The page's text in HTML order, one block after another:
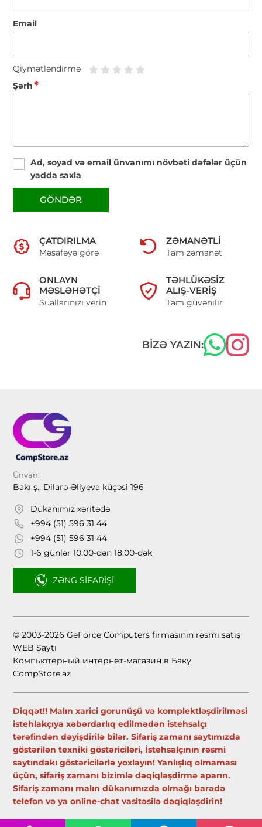
Email
Qiymətləndirmə
Şərh*
Ad, soyad və email ünvanımı növbəti dəfələr üçün
yadda saxla
GÖNDƏR
ÇATDIRILMA
Məsafəyə görə
ZƏMANƏTLI
Tam zəmanət
ONLAYN
MƏSLƏHƏTÇI
Suallarınızı verin
TƏHLÜKƏSIZ
ALIŞ-VERIŞ
Tam güvənilir
BIZƏ YAZIN:
Ünvan:
Bakı ş., Dilarə Əliyeva küçəsi 196
Dükanımız xəritədə
+994 (51) 596 31 44
+994 (51) 596 31 44
1-6 günlər 10:00-dən 18:00-dək
ZƏNG SIFARIŞI
© 2003-2026 GeForce Computers firmasının rəsmi satış
WEB Saytı
Компьютерный интернет-магазин в Баку
CompStore.az
Diqqət!! Malın xarici gorunüşü və komplektləşdirilməsi
istehlakçıya xəbərdarlıq edilmədən istehsalçı
tərəfindən dəyişdirilə bilər. Sifariş zamanı saytımızda
göstərilən texniki göstəriciləri, İstehsalçının rəsmi
saytındakı göstəricilərlə yoxlayın! Yanlışlıq olmaması
üçün, sifariş zamanı bizimlə dəqiqləşdirmə aparın.
Sifariş zamanı malın dükanımızda olmağı barədə
telefon və ya online-chat vasitəsilə dəqiqləşdirin!